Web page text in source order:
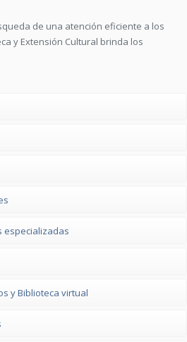
de una atención eficiente a los
y Extensión Cultural brinda los
especializadas
y Biblioteca virtual